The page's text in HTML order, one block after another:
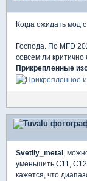
Когда ожидать мод
Господа. По MFD
совсем ли критично
Прикрепленные
Svetliy_metal ,
уменьшить С11, С12
кажется, что